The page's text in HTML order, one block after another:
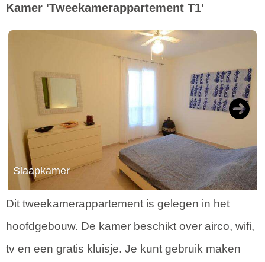
Kamer 'Tweekamerappartement T1'
Slaapkamer
Dit tweekamerappartement is gelegen in het
hoofdgebouw. De kamer beschikt over airco, wifi,
tv en een gratis kluisje. Je kunt gebruik maken